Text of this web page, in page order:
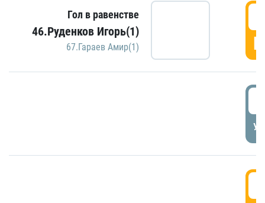
Гол в равенстве
46.Руденков Игорь(1)
67.Гараев Амир(1)